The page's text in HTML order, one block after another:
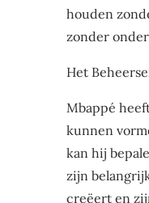
houden
zonder
Het
Mbappé
kunnen
kan hij
zijn
creëert en